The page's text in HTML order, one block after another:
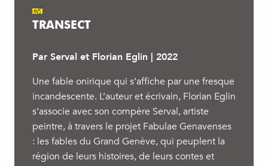
#8
TRANSECT
Par Serval et Florian Eglin | 2022
Une fable onirique qui s’affiche par une fresque
incandescente. L’auteur et écrivain, Florian Eglin
s’associe avec son compère Serval, artiste
peintre, à travers le projet Fabulae Genavenses
: les fables du Grand Genève, qui peuplent la
région de leurs histoires, de leurs contes et